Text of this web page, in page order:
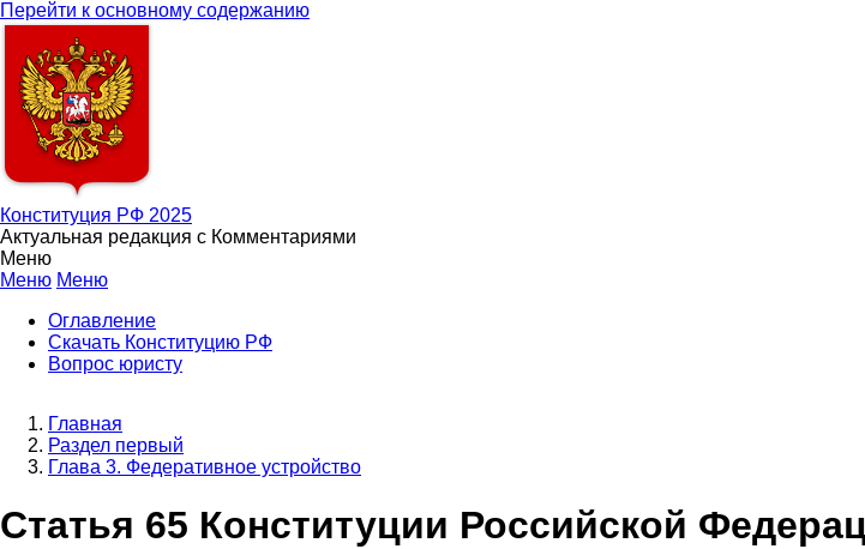
Перейти к основному содержанию
Конституция РФ 2025
Актуальная редакция с Комментариями
Меню
Меню Меню
Оглавление
Скачать Конституцию РФ
Вопрос юристу
Главная
Раздел первый
Глава 3. Федеративное устройство
Статья 65 Конституции Российской